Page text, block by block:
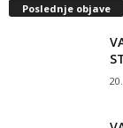
Poslednje objave